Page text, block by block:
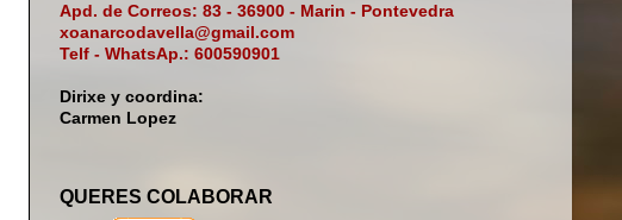
Apd. de Correos: 83 - 36900 - Marin - Pontevedra
xoanarcodavella@gmail.com
Telf - WhatsAp.: 600590901
Dirixe y coordina:
Carmen Lopez
QUERES COLABORAR